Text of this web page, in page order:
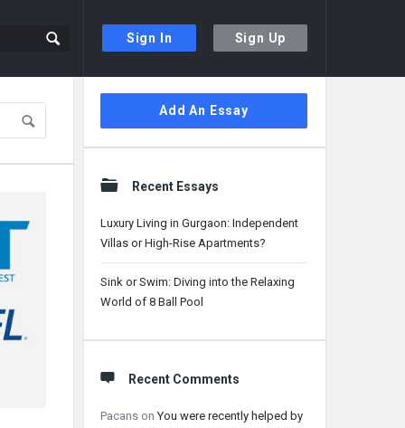
Sign In Sign Up
Sidebar
Add An Essay
Recent Essays
Luxury Living in Gurgaon: Independent
Villas or High-Rise Apartments?
Sink or Swim: Diving into the Relaxing
World of 8 Ball Pool
Recent Comments
Pacans onYou were recently helped by